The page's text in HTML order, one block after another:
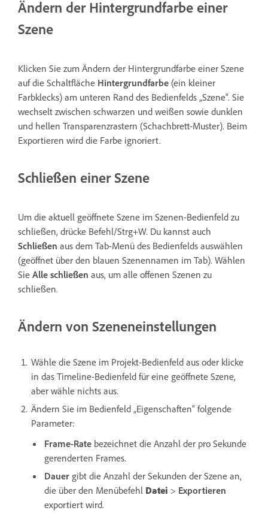
Ändern der Hintergrundfarbe einer
Szene
Klicken Sie zum Ändern der Hintergrundfarbe einer Szene
auf die Schaltfläche Hintergrundfarbe (ein kleiner
Farbklecks) am unteren Rand des Bedienfelds „Szene“. Sie
wechselt zwischen schwarzen und weißen sowie dunklen
und hellen Transparenzrastern (Schachbrett-Muster). Beim
Exportieren wird die Farbe ignoriert.
Schließen einer Szene
Um die aktuell geöffnete Szene im Szenen-Bedienfeld zu
schließen, drücke Befehl/Strg+W. Du kannst auch
Schließen aus dem Tab-Menü des Bedienfelds auswählen
(geöffnet über den blauen Szenennamen im Tab). Wählen
Sie Alle schließen aus, um alle offenen Szenen zu
schließen.
Ändern von Szeneneinstellungen
Wähle die Szene im Projekt-Bedienfeld aus oder klicke
in das Timeline-Bedienfeld für eine geöffnete Szene,
aber wähle nichts aus.
Ändern Sie im Bedienfeld „Eigenschaften“ folgende
Parameter:
Frame-Rate bezeichnet die Anzahl der pro Sekunde
gerenderten Frames.
Dauer gibt die Anzahl der Sekunden der Szene an,
die über den Menübefehl Datei > Exportieren
exportiert wird.